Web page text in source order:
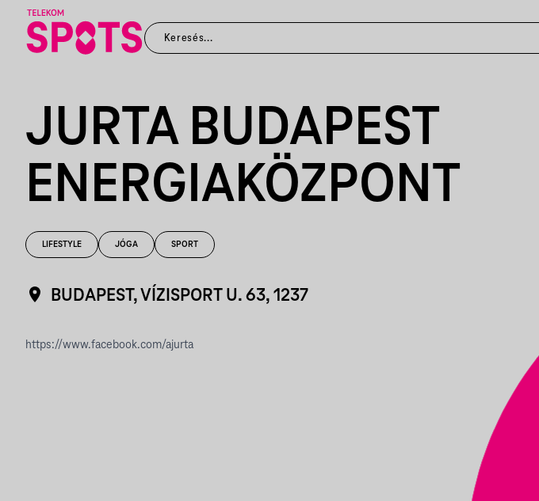
JURTA BUDAPEST
ENERGIAKÖZPONT
LIFESTYLE JÓGA SPORT
BUDAPEST, VÍZISPORT U. 63, 1237
https://www.facebook.com/ajurta